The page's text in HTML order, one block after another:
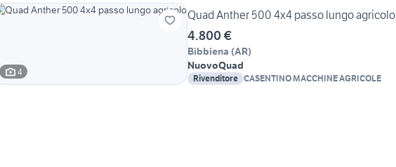
4
Quad Anther 500 4x4 passo lungo agricolo
4.800 €
Bibbiena (AR)
NuovoQuad
Rivenditore CASENTINO MACCHINE AGRICOLE